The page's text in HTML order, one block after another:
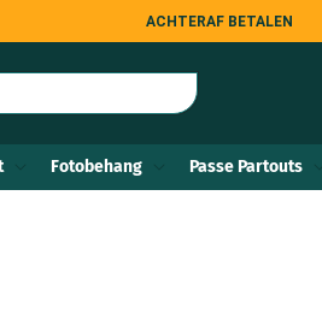
ACHTERAF BETALEN
Fotobehang Passe Partouts